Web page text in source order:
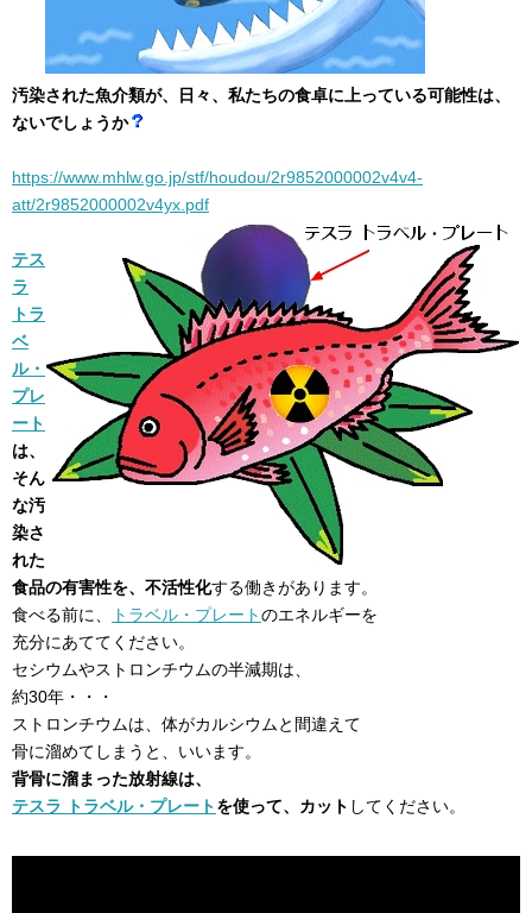
汚染された魚介類が、日々、私たちの食卓に上っている可能性は、
ないでしょうか
https://www.mhlw.go.jp/stf/houdou/2r9852000002v4v4-
att/2r9852000002v4yx.pdf
テス
ラ
トラ
ベ
ル・
プレ
ート
は、
そん
な汚
染さ
れた
食品の有害性を、不活性化する働きがあります。
食べる前に、
トラベル・プレートのエネルギーを
充分にあててください。
セシウムやストロンチウムの半減期は、
約30年・・・
ストロンチウムは、体がカルシウムと間違えて
骨に溜めてしまうと、いいます。
背骨に溜まった放射線は、
テスラ トラベル・プレートを使って、カット してください。